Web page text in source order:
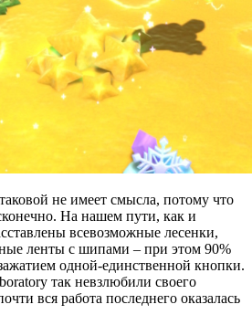
не имеет смысла, потому что
На нашем пути, как и
всевозможные лесенки,
ленты с шипами – при этом 90%
одной-единственной кнопки.
так невзлюбили своего
вся работа последнего оказалась